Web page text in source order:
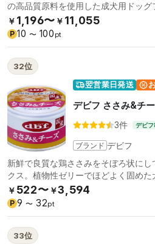
の高品質原料を使用した成犬用ドッグ
￥ 1,196〜 ￥ 11,055
P 10 〜 100 pt
32位
翌営業日発送
デビフ ささみ&チ
3件 デビ
ブランド デビフ
新鮮で良質な鶏ささみをそぼろ状に
クス。植物性ゼリーでほどよく固めた
￥ 522〜 ￥3,594
P 9 〜 32pt
33位